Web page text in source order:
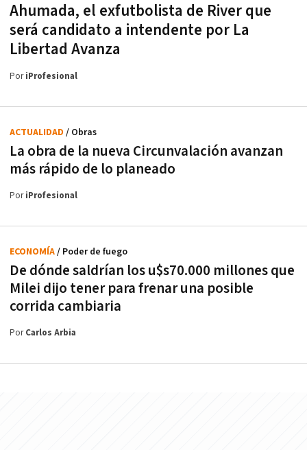
Ahumada, el exfutbolista de River que
será candidato a intendente por La
Libertad Avanza
PoriProfesional
La obra de la nueva Circunvalación avanzan
más rápido de lo planeado
ACTUALIDAD / Obras
PoriProfesional
De dónde saldrían los u$s70.000 millones que
Milei dijo tener para frenar una posible
corrida cambiaria
ECONOMÍA/ Poder de fuego
PorCarlos Arbia